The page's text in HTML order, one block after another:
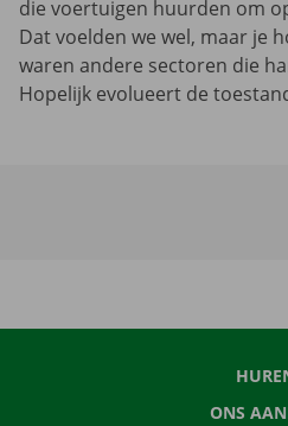
die voertuigen huurden om
Dat voelden we wel, maar je
waren andere sectoren die
Hopelijk evolueert de
ONS